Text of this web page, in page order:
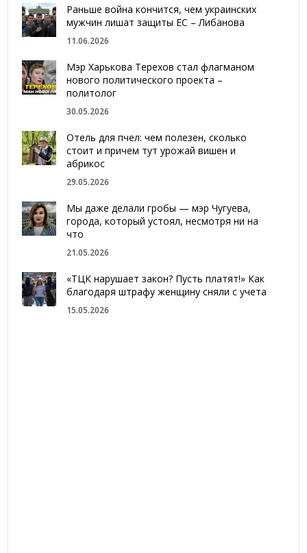
Раньше война кончится, чем украинских
мужчин лишат защиты ЕС – Либанова
11.06.2026
Мэр Харькова Терехов стал флагманом
нового политического проекта –
политолог
30.05.2026
Отель для пчел: чем полезен, сколько
стоит и причем тут урожай вишен и
абрикос
29.05.2026
Мы даже делали гробы — мэр Чугуева,
города, который устоял, несмотря ни на
что
21.05.2026
«ТЦК нарушает закон? Пусть платят!» Как
благодаря штрафу женщину сняли с учета
15.05.2026